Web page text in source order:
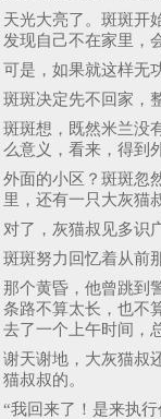
天光大亮了。斑斑开
发现自己不在家里，
可是，如果就这样无
斑斑决定先不回家，
斑斑想，既然米兰没
么意义，看来，得到
外面的小区？斑斑忽
里，还有一只大灰猫
对了，灰猫叔见多识
斑斑努力回忆着从前
那个黄昏，他曾跳到
条路不算太长，也不
去了一个上午时间，
谢天谢地，大灰猫叔
猫叔叔的。
“我回来了！是来执